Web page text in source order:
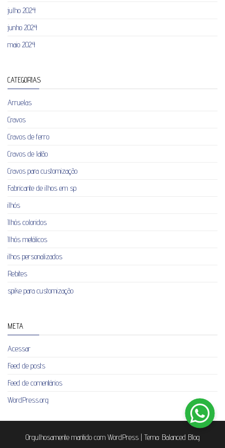
julho 2024
junho 2024
maio 2024
CATEGORIAS
Arruelas
Cravos
Cravos de ferro
Cravos de latão
Cravos para customização
Fabricante de ilhos em sp
ilhós
Ilhós coloridos
Ilhós metálicos
ilhos personalizados
Rebites
spike para customização
META
Acessar
Feed de posts
Feed de comentários
WordPress.org
Orgulhosamente mantido com WordPress Tema: Balanced Blog